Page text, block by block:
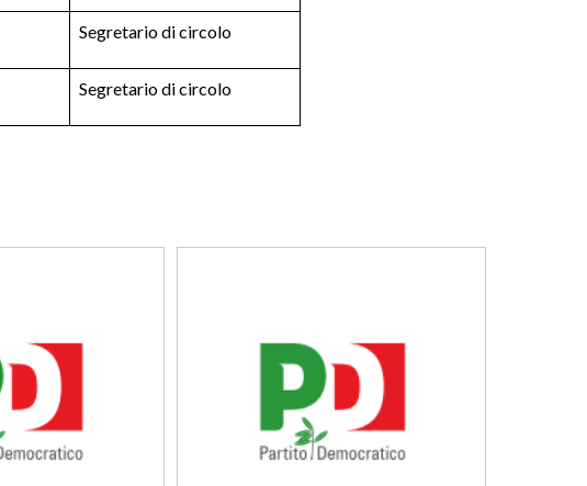
Segretario di circolo
Segretario di circolo